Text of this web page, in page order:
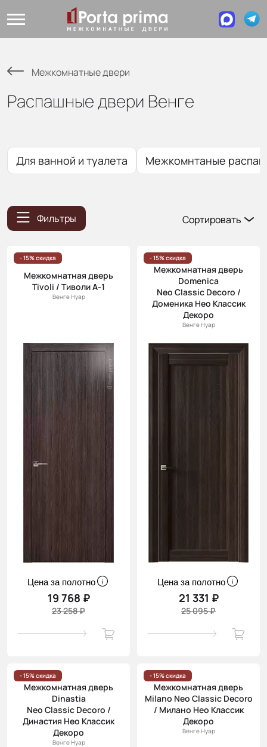
Межкомнатные двери
Распашные двери Венге
Для ванной и туалета Межкомнтаные
Фильтры
Сортировать
Цена
(возр.)
Цена (убыв.)
Cначала
новинки
скидки
- 15% скидка
Межкомнатная дверь
Tivoli / Тиволи А-1
Венге Нуар
Цена за полотно
19 768 ₽
23 258 ₽
- 15% скидка
Межкомнатная дверь
Domenica
Neo Classic Decoro /
Доменика Нео Классик
Декоро
Венге Нуар
Цена за полотно
21 331 ₽
25 095 ₽
- 15% скидка
Межкомнатная дверь
Dinastia
Neo Classic Decoro /
Династия Нео Классик
Декоро
Венге Нуар
- 15% скидка
Межкомнатная дверь
Milano Neo Classic Decoro
/ Милано Нео Классик
Декоро
Венге Нуар